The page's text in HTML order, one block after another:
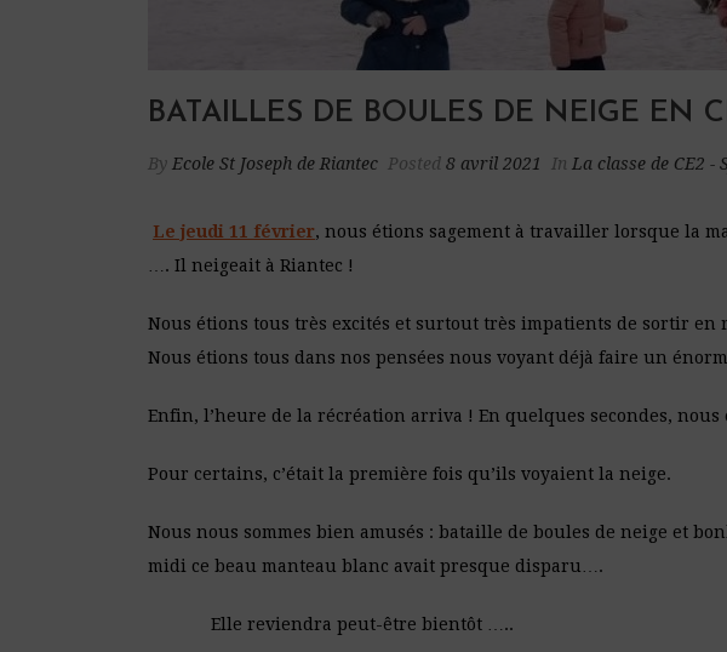
BATAILLES DE BOULES DE NEIGE EN
By Ecole St Joseph de Riantec Posted 8 avril 2021 In La classe de CE2 -
Le jeudi 11 février, nous étions sagement à travailler lorsque la
…. Il neigeait à Riantec !
Nous étions tous très excités et surtout très impatients de sortir
Nous étions tous dans nos pensées nous voyant déjà faire un
Enfin, l’heure de la récréation arriva ! En quelques secondes,
Pour certains, c’était la première fois qu’ils voyaient la neige.
Nous nous sommes bien amusés : bataille de boules de neige et
midi ce beau manteau blanc avait presque disparu….
Elle reviendra peut-être bientôt …..